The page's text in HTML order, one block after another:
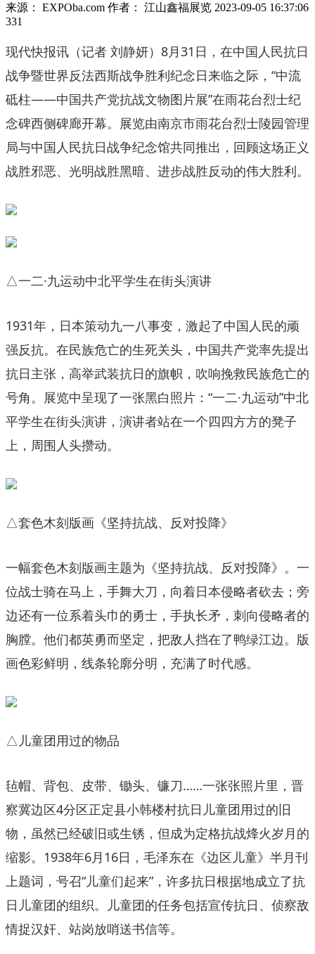
来源： EXPOba.com 作者： 江山鑫福展览 2023-09-05 16:37:06
331
现代快报讯（记者 刘静妍）8月31日，在中国人民抗日
战争暨世界反法西斯战争胜利纪念日来临之际，“中流
砥柱——中国共产党抗战文物图片展”在雨花台烈士纪
念碑西侧碑廊开幕。展览由南京市雨花台烈士陵园管理
局与中国人民抗日战争纪念馆共同推出，回顾这场正义
战胜邪恶、光明战胜黑暗、进步战胜反动的伟大胜利。
△一二·九运动中北平学生在街头演讲
1931年，日本策动九一八事变，激起了中国人民的顽
强反抗。在民族危亡的生死关头，中国共产党率先提出
抗日主张，高举武装抗日的旗帜，吹响挽救民族危亡的
号角。展览中呈现了一张黑白照片：“一二·九运动”中北
平学生在街头演讲，演讲者站在一个四四方方的凳子
上，周围人头攒动。
△套色木刻版画《坚持抗战、反对投降》
一幅套色木刻版画主题为《坚持抗战、反对投降》。一
位战士骑在马上，手舞大刀，向着日本侵略者砍去；旁
边还有一位系着头巾的勇士，手执长矛，刺向侵略者的
胸膛。他们都英勇而坚定，把敌人挡在了鸭绿江边。版
画色彩鲜明，线条轮廓分明，充满了时代感。
△儿童团用过的物品
毡帽、背包、皮带、锄头、镰刀……一张张照片里，晋
察冀边区4分区正定县小韩楼村抗日儿童团用过的旧
物，虽然已经破旧或生锈，但成为定格抗战烽火岁月的
缩影。1938年6月16日，毛泽东在《边区儿童》半月刊
上题词，号召“儿童们起来”，许多抗日根据地成立了抗
日儿童团的组织。儿童团的任务包括宣传抗日、侦察敌
情捉汉奸、站岗放哨送书信等。